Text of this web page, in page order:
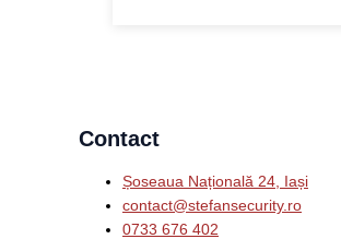
Contact
Șoseaua Națională 24, Iași
contact@stefansecurity.ro
0733 676 402